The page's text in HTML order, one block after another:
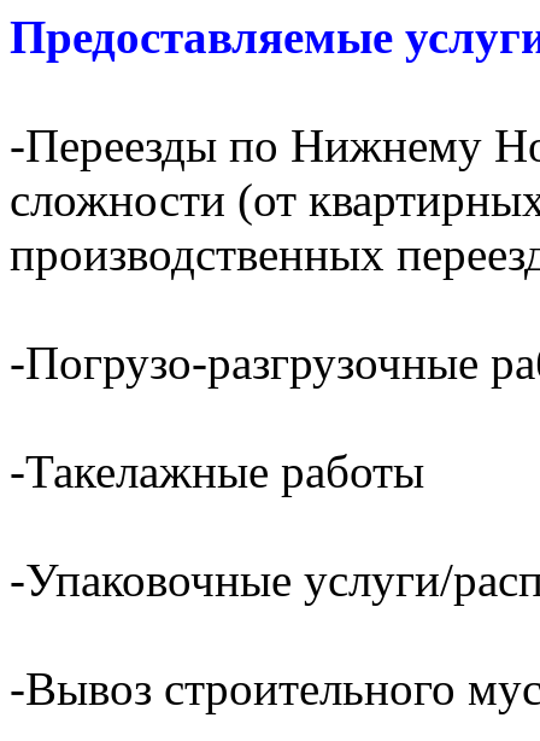
Предоставляемые
-Переезды по Нижнему
сложности (от
производственных
-Погрузо-разгрузочные
-Такелажные работы
-Упаковочные услуги/
-Вывоз строительного